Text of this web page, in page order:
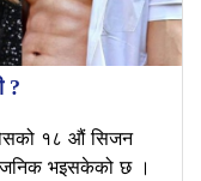
?
१८ औं सिजन
भइसकेको छ ।